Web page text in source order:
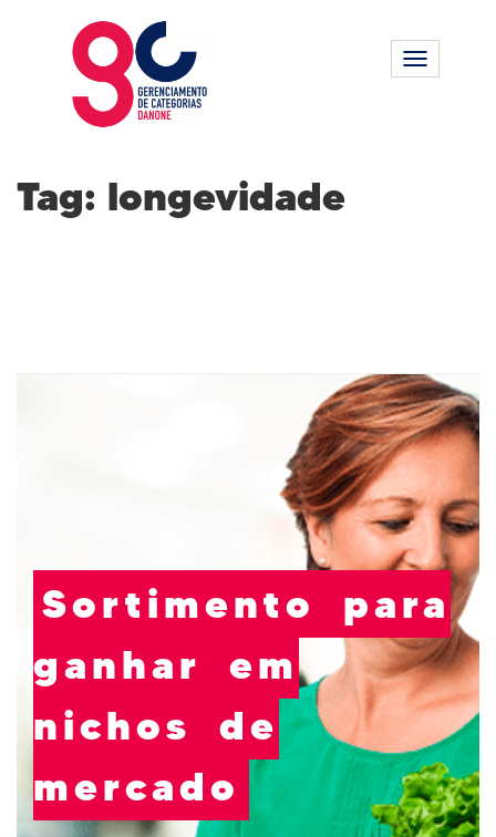
Alternar
Tag: longevidade
Sortimento para
ganhar em
nichos de
mercado